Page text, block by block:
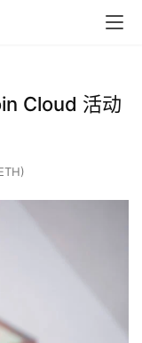
Cloud 活动